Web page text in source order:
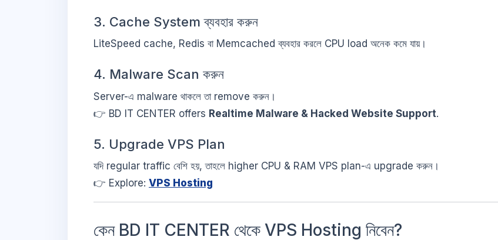
3. Cache System ব্যবহার করুন
LiteSpeed cache, Redis বা Memcached ব্যবহার করলে CPU load অনেক কমে যায়।
4. Malware Scan করুন
Server-এ malware থাকলে তা remove করুন।
👉 BD IT CENTER offers Realtime Malware & Hacked Website Support.
5. Upgrade VPS Plan
যদি regular traffic বেশি হয়, তাহলে higher CPU & RAM VPS plan-এ upgrade করুন।
👉 Explore: VPS Hosting
কেন BD IT CENTER থেকে VPS Hosting নিবেন?